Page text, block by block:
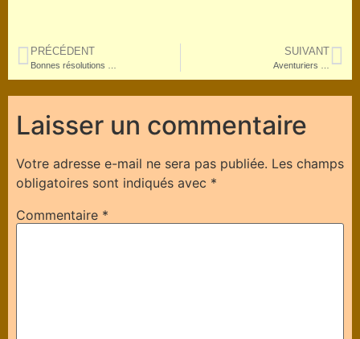
PRÉCÉDENT
Bonnes résolutions …
SUIVANT
Aventuriers …
Laisser un commentaire
Votre adresse e-mail ne sera pas publiée. Les champs
obligatoires sont indiqués avec *
Commentaire *